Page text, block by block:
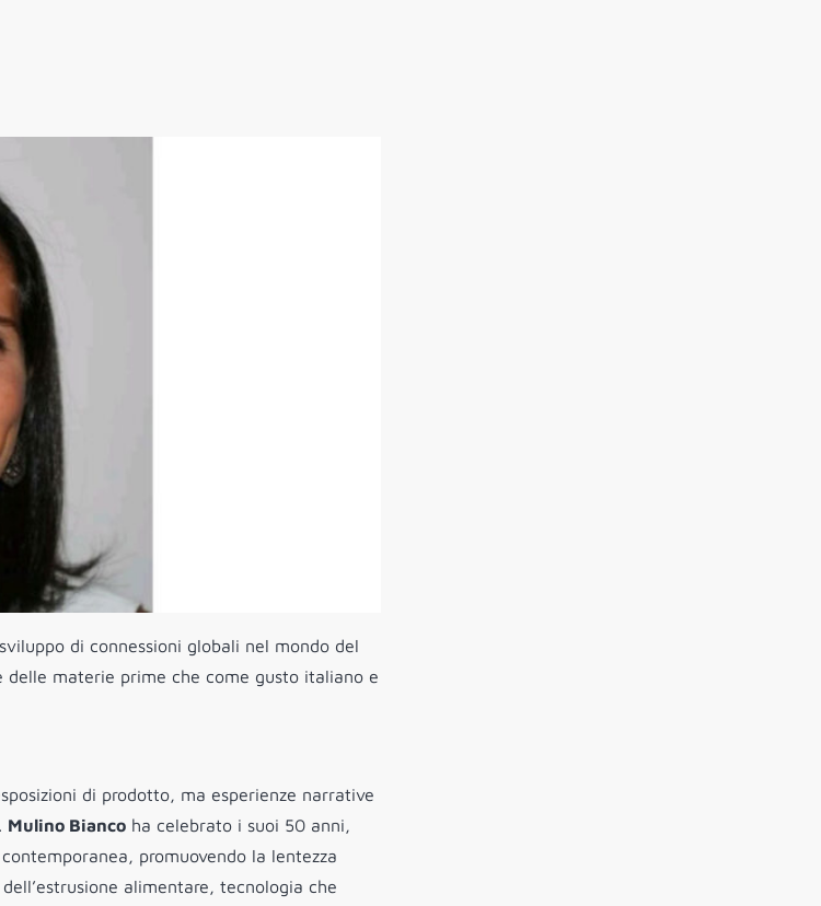
di connessioni globali nel mondo del
delle materie prime che come gusto italiano e
di prodotto, ma esperienze narrative
Mulino Bianco ha celebrato i suoi 50 anni,
promuovendo la lentezza
alimentare, tecnologia che